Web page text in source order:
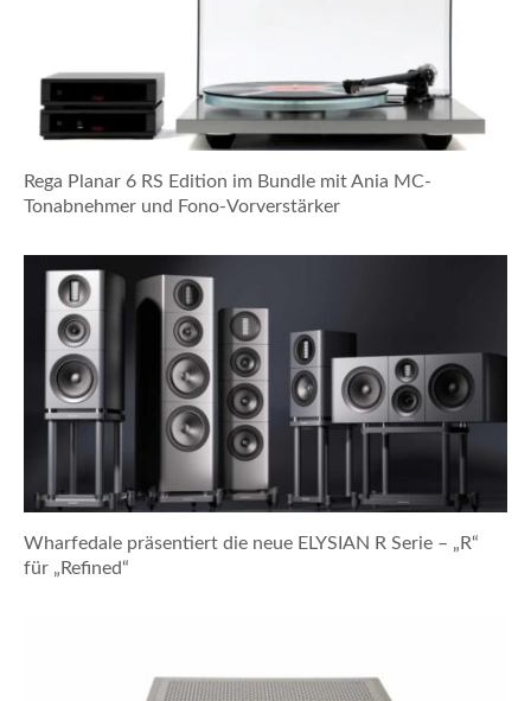
Rega Planar 6 RS Edition im Bundle mit Ania MC-
Tonabnehmer und Fono-Vorverstärker
Wharfedale präsentiert die neue ELYSIAN R Serie – „R“
für „Refined“